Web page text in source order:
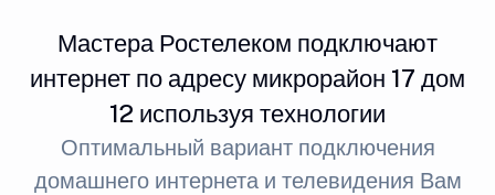
Мастера Ростелеком подключают
интернет по адресу микрорайон 17 дом
12 используя технологии
Оптимальный вариант подключения
домашнего интернета и телевидения Вам